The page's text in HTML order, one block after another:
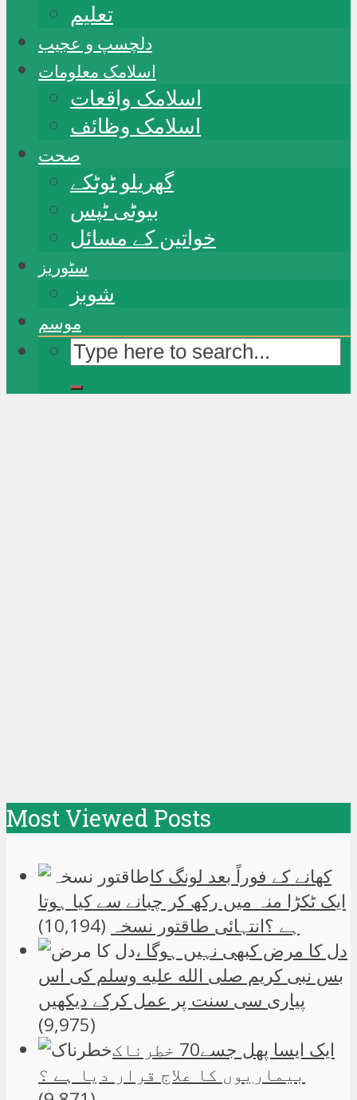
تعلیم
دلچسپ و عجیب
اسلامک معلومات
اسلامک واقعات
اسلامک وظائف
صحت
گھریلو ٹوٹکے
بیوٹی ٹپس
خواتین کے مسائل
سٹوریز
شوبز
موسم
Most Viewed Posts
کھانے کے فوراً بعد لونگ کا
ایک ٹکڑا منہ میں رکھ کر چبانے سے کیا ہوتا
ہے ؟انتہائی طاقتور نسخہ (10,194)
دل کا مرض کبھی نہیں ہوگا ،
بس نبی کریم صلی الله علیه وسلم کی اس
پیاری سی سنت پر عمل کرکے دیکھیں
(9,975)
ایک ایسا پھل جسے70 خطرناک
بیماریوں کا علاج قرار دیا ہے ؟